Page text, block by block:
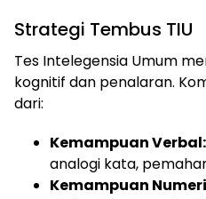
Strategi Tembus TIU
Tes Intelegensia Umum
kognitif dan penalaran.
dari:
Kemampuan Verbal:
analogi kata,
Kemampuan